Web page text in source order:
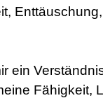
ein
Fähigkeit,